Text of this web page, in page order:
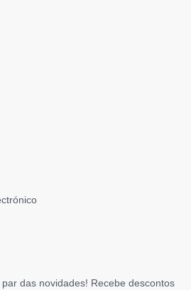
das novidades! Recebe descontos